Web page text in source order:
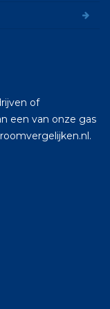
of
een van onze gas